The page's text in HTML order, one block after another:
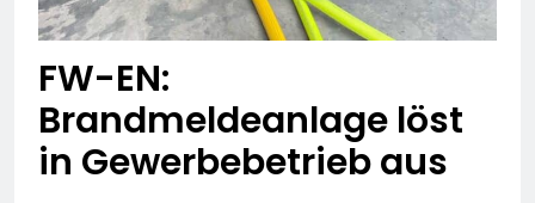
FW-EN:
Brandmeldeanlage löst
in Gewerbebetrieb aus